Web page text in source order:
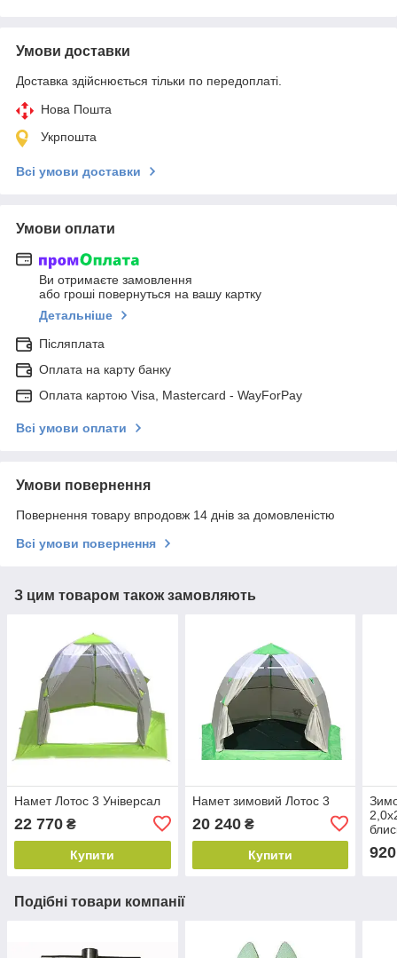
Умови доставки
Доставка здійснюється тільки по передоплаті.
Нова Пошта
Укрпошта
Всі умови доставки
Умови оплати
Ви отримаєте замовлення
або гроші повернуться на вашу картку
Детальніше
Післяплата
Оплата на карту банку
Оплата картою Visa, Mastercard - WayForPay
Всі умови оплати
Умови повернення
Повернення товару впродовж 14 днів за домовленістю
Всі умови повернення
З цим товаром також замовляють
Намет Лотос 3 Універсал
22 770 ₴
Купити
Намет зимовий Лотос 3
20 240₴
Купити 920
Подібні товари компанії